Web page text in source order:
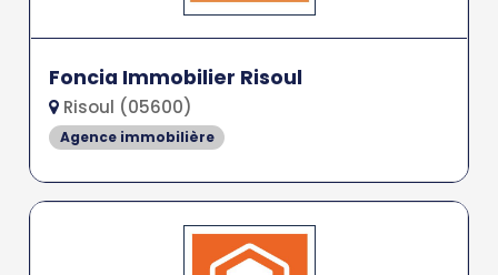
Foncia Immobilier Risoul
Risoul (05600)
Agence immobilière